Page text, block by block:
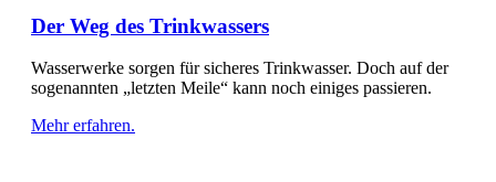
Der Weg des Trinkwassers
Wasserwerke sorgen für sicheres Trinkwasser. Doch auf der
sogenannten „letzten Meile“ kann noch einiges passieren.
Mehr erfahren.